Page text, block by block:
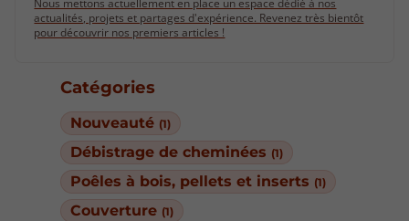
Catégories
Nouveauté (1)
Débistrage de cheminées (1)
Poêles à bois, pellets et inserts (1)
Couverture (1)
Nous mettons actuellement en place un espace dédié à nos
actualités, projets et partages d'expérience. Revenez très bientôt
pour découvrir nos premiers articles !